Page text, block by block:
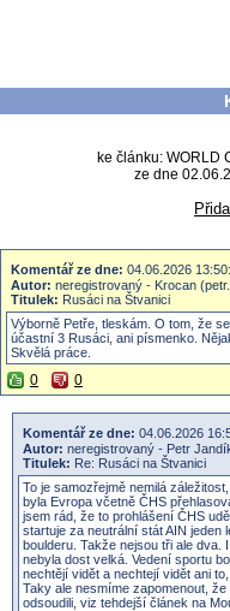
ke článku: WORLD
ze dne
Komentář ze dne: 04.06.2026
Autor: neregistrovaný - Krocan
Titulek: Rusáci na Štvanici
Výborně Petře, tleskám. O tom, že
účastní 3 Rusáci, ani písmenko.
Skvělá práce.
0 0
Komentář ze dne: 04.06.2026
Autor: neregistrovaný - Petr
Titulek: Re: Rusáci na Štvanici
To je samozřejmě nemilá
byla Evropa včetně ČHS
jsem rád, že to prohlášení ČHS
startuje za neutrální stát AIN jeden
boulderu. Takže nejsou tři ale
nebyla dost velká. Vedení sportu
nechtějí vidět a nechtejí vidět ani
Taky ale nesmíme zapomenout,
odsoudili, viz tehdejší článek na